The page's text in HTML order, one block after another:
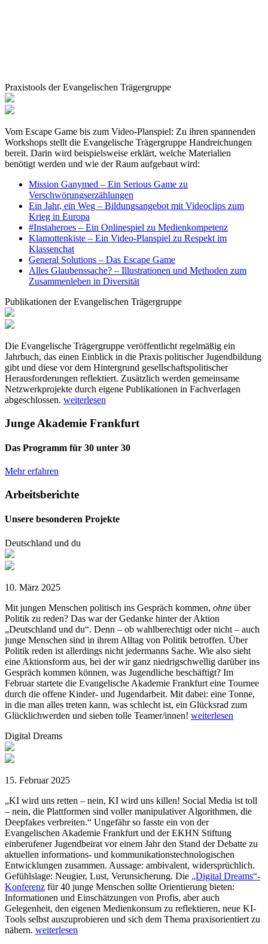
Praxistools der Evangelischen Trägergruppe
Vom Escape Game bis zum Video-Planspiel: Zu ihren spannenden
Workshops stellt die Evangelische Trägergruppe Handreichungen
bereit. Darin wird beispielsweise erklärt, welche Materialien
benötigt werden und wie der Raum aufgebaut wird:
Mission Ganymed – Ein Serious Game zu
Verschwörungserzählungen
Ein Jahr, ein Weg – Bildungsangebot mit Videoclips zum
Krieg in Europa
#Instaheroes – Ein Onlinespiel zu Medienkompetenz
Klamottenkiste – Ein Video-Planspiel zu Respekt im
Klassenchat
General Solutions – Das Escape Game
Alles Glaubenssache? – Illustrationen und Methoden zum
Zusammenleben in Diversität
Publikationen der Evangelischen Trägergruppe
Die Evangelische Trägergruppe veröffentlicht regelmäßig ein
Jahrbuch, das einen Einblick in die Praxis politischer Jugendbildung
gibt und diese vor dem Hintergrund gesellschaftspolitischer
Herausforderungen reflektiert. Zusätzlich werden gemeinsame
Netzwerkprojekte durch eigene Publikationen in Fachverlagen
abgeschlossen. weiterlesen
Junge Akademie Frankfurt
Das Programm für 30 unter 30
Mehr erfahren
Arbeitsberichte
Unsere besonderen Projekte
Deutschland und du
10. März 2025
Mit jungen Menschen politisch ins Gespräch kommen, ohne über
Politik zu reden? Das war der Gedanke hinter der Aktion
„Deutschland und du“. Denn – ob wahlberechtigt oder nicht – auch
junge Menschen sind in ihrem Alltag von Politik betroffen. Über
Politik reden ist allerdings nicht jedermanns Sache. Wie also sieht
eine Aktionsform aus, bei der wir ganz niedrigschwellig darüber ins
Gespräch kommen können, was Jugendliche beschäftigt? Im
Februar startete die Evangelische Akademie Frankfurt eine Tournee
durch die offene Kinder- und Jugendarbeit. Mit dabei: eine Tonne,
in die man alles treten kann, was schlecht ist, ein Glücksrad zum
Glücklichwerden und sieben tolle Teamer/innen! weiterlesen
Digital Dreams
15. Februar 2025
„KI wird uns retten – nein, KI wird uns killen! Social Media ist toll
– nein, die Plattformen sind voller manipulativer Algorithmen, die
Deepfakes verbreiten.“ Ungefähr so fasste ein von der
Evangelischen Akademie Frankfurt und der EKHN Stiftung
einberufener Jugendbeirat vor einem Jahr den Stand der Debatte zu
aktuellen informations- und kommunikationstechnologischen
Entwicklungen zusammen. Aussage: ambivalent, widersprüchlich.
Gefühlslage: Neugier, Lust, Verunsicherung. Die „Digital Dreams“-
Konferenz für 40 junge Menschen sollte Orientierung bieten:
Informationen und Einschätzungen von Profis, aber auch
Gelegenheit, den eigenen Medienkonsum zu reflektieren, neue KI-
Tools selbst auszuprobieren und sich dem Thema praxisorientiert zu
nähern. weiterlesen